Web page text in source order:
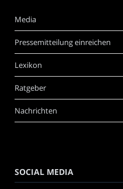
Media
Pressemitteilung einreichen
Lexikon
Ratgeber
Nachrichten
SOCIAL MEDIA